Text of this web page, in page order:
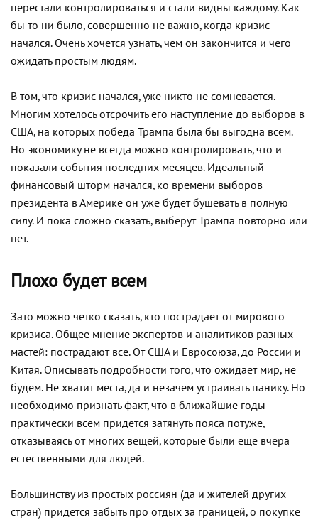
перестали контролироваться и стали видны каждому. Как
бы то ни было, совершенно не важно, когда кризис
начался. Очень хочется узнать, чем он закончится и чего
ожидать простым людям.
В том, что кризис начался, уже никто не сомневается.
Многим хотелось отсрочить его наступление до выборов в
США, на которых победа Трампа была бы выгодна всем.
Но экономику не всегда можно контролировать, что и
показали события последних месяцев. Идеальный
финансовый шторм начался, ко времени выборов
президента в Америке он уже будет бушевать в полную
силу. И пока сложно сказать, выберут Трампа повторно или
нет.
Плохо будет всем
Зато можно четко сказать, кто пострадает от мирового
кризиса. Общее мнение экспертов и аналитиков разных
мастей: пострадают все. От США и Евросоюза, до России и
Китая. Описывать подробности того, что ожидает мир, не
будем. Не хватит места, да и незачем устраивать панику. Но
необходимо признать факт, что в ближайшие годы
практически всем придется затянуть пояса потуже,
отказываясь от многих вещей, которые были еще вчера
естественными для людей.
Большинству из простых россиян (да и жителей других
стран) придется забыть про отдых за границей, о покупке